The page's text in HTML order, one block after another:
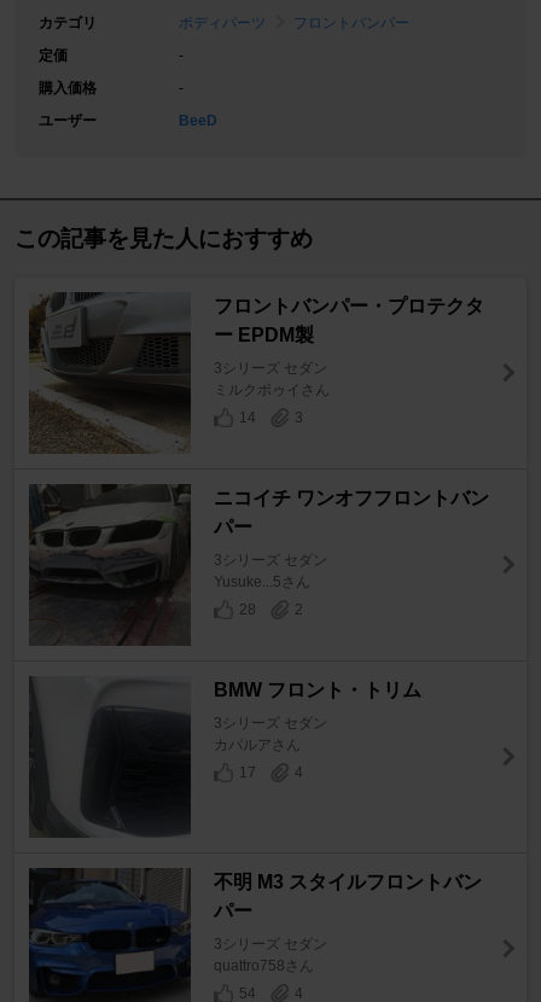
カテゴリ
ボディパーツ
フロントバンパー
定価
-
購入価格
-
ユーザー
BeeD
この記事を見た人におすすめ
フロントバンパー・プロテクタ
ー EPDM製
3シリーズ セダン
ミルクボゥイさん
14
3
ニコイチ ワンオフフロントバン
パー
3シリーズ セダン
Yusuke...5さん
28
2
BMW フロント・トリム
3シリーズ セダン
カパルアさん
17
4
不明 M3 スタイルフロントバン
パー
3シリーズ セダン
quattro758さん
54
4